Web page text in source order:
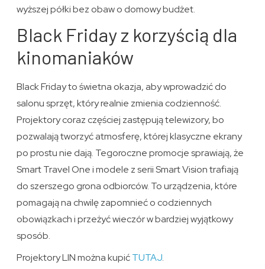
wyższej półki bez obaw o domowy budżet.
Black Friday z korzyścią dla
kinomaniaków
Black Friday to świetna okazja, aby wprowadzić do
salonu sprzęt, który realnie zmienia codzienność.
Projektory coraz częściej zastępują telewizory, bo
pozwalają tworzyć atmosferę, której klasyczne ekrany
po prostu nie dają. Tegoroczne promocje sprawiają, że
Smart Travel One i modele z serii Smart Vision trafiają
do szerszego grona odbiorców. To urządzenia, które
pomagają na chwilę zapomnieć o codziennych
obowiązkach i przeżyć wieczór w bardziej wyjątkowy
sposób.
Projektory LIN można kupićTUTAJ.